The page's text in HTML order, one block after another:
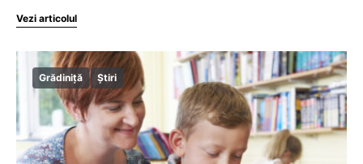
Vezi articolul
Grădiniță Știri